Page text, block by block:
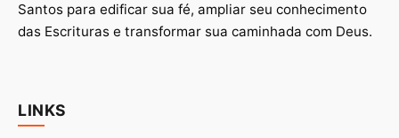
Santos para edificar sua fé, ampliar seu conhecimento
das Escrituras e transformar sua caminhada com Deus.
LINKS